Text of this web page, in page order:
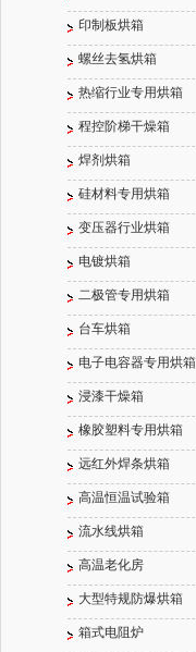
印制板烘箱
螺丝去氢烘箱
热缩行业专用烘箱
程控阶梯干燥箱
焊剂烘箱
硅材料专用烘箱
变压器行业烘箱
电镀烘箱
二极管专用烘箱
台车烘箱
电子电容器专用烘箱
浸漆干燥箱
橡胶塑料专用烘箱
远红外焊条烘箱
高温恒温试验箱
流水线烘箱
高温老化房
大型特规防爆烘箱
箱式电阻炉